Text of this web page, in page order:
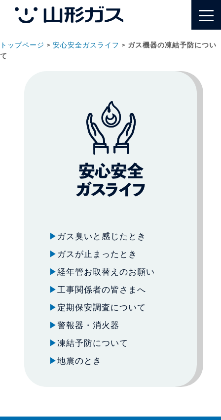
トップページ >安心安全ガスライフ > ガス機器の凍結予防につい
て
ガス臭いと感じたとき
ガスが止まったとき
経年管お取替えのお願い
工事関係者の皆さまへ
定期保安調査について
警報器・消火器
凍結予防について
地震のとき